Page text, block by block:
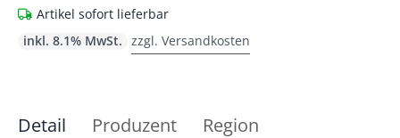
Artikel sofort lieferbar
inkl. 8.1% MwSt. zzgl. Versandkosten
Detail Produzent Region